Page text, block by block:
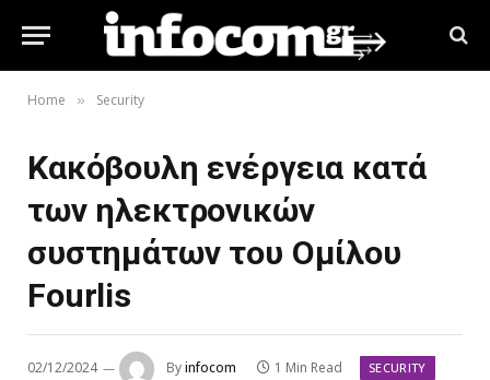
Home » Security
Κακόβουλη ενέργεια κατά
των ηλεκτρονικών
συστημάτων του Ομίλου
Fourlis
02/12/2024 Byinfocom 1 Min Read SECURITY